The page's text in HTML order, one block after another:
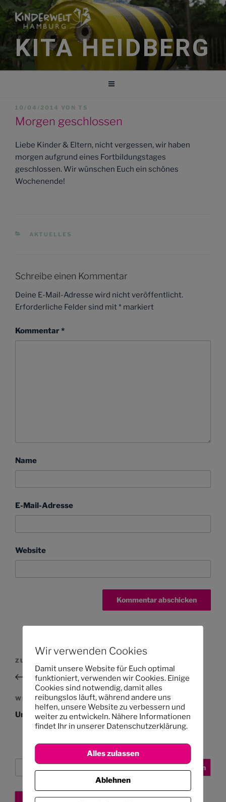
Zum
Inhalt
springen
KITA HEIDBERG
VERÖFFENTLICHT
AM
10/04/2014 VON TS
Morgen geschlossen
Liebe Kinder & Eltern, nicht vergessen, wir haben
morgen aufgrund eines Fortbildungstages
geschlossen. Wir wünschen Euch ein schönes
Wochenende!
KATEGORIEN
AKTUELLES
Schreibe einen Kommentar
Deine E-Mail-Adresse wird nicht veröffentlicht.
Erforderliche Felder sind mit* markiert
Kommentar*
Name
E-Mail-Adresse
Website
Beitragsnavigation
Vorheriger
Beitrag
ZURÜCK
Nur die Harten waren im Garten
Nächster
Beitrag
WEITER
Unser Mittagessen: 14. – 17.4.2014
Suchen Suchen
Wir verwenden Cookies
Damit unsere Website für Euch optimal
funktioniert, verwenden wir Cookies. Einige
Cookies sind notwendig, damit alles
reibungslos läuft, während andere uns
helfen, unsere Website zu verbessern und
weiter zu entwickeln. Nähere Informationen
findet Ihr in unserer Datenschutzerklärung.
Alles zulassen
Ablehnen